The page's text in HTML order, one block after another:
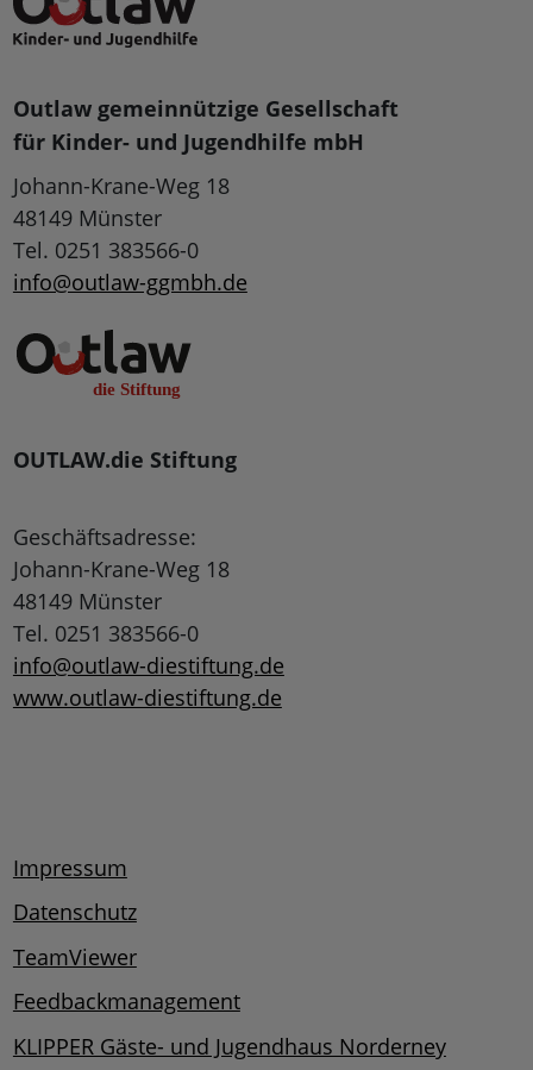
Outlaw gemeinnützige Gesellschaft
für Kinder- und Jugendhilfe mbH
Johann-Krane-Weg 18
48149 Münster
Tel. 0251 383566-0
info@outlaw-ggmbh.de
OUTLAW.die Stiftung
Geschäftsadresse:
Johann-Krane-Weg 18
48149 Münster
Tel. 0251 383566-0
info@outlaw-diestiftung.de
www.outlaw-diestiftung.de
Impressum
Datenschutz
TeamViewer
Feedbackmanagement
KLIPPER Gäste- und Jugendhaus Norderney